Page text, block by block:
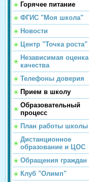
Горячее питание
ФГИС "Моя школа"
Новости
Центр "Точка роста"
Независимая оценка
качества
Телефоны доверия
Прием в школу
Образовательный
процесс
План работы школы
Дистанционное
образование и ЦОС
Обращения граждан
Клуб "Олимп"